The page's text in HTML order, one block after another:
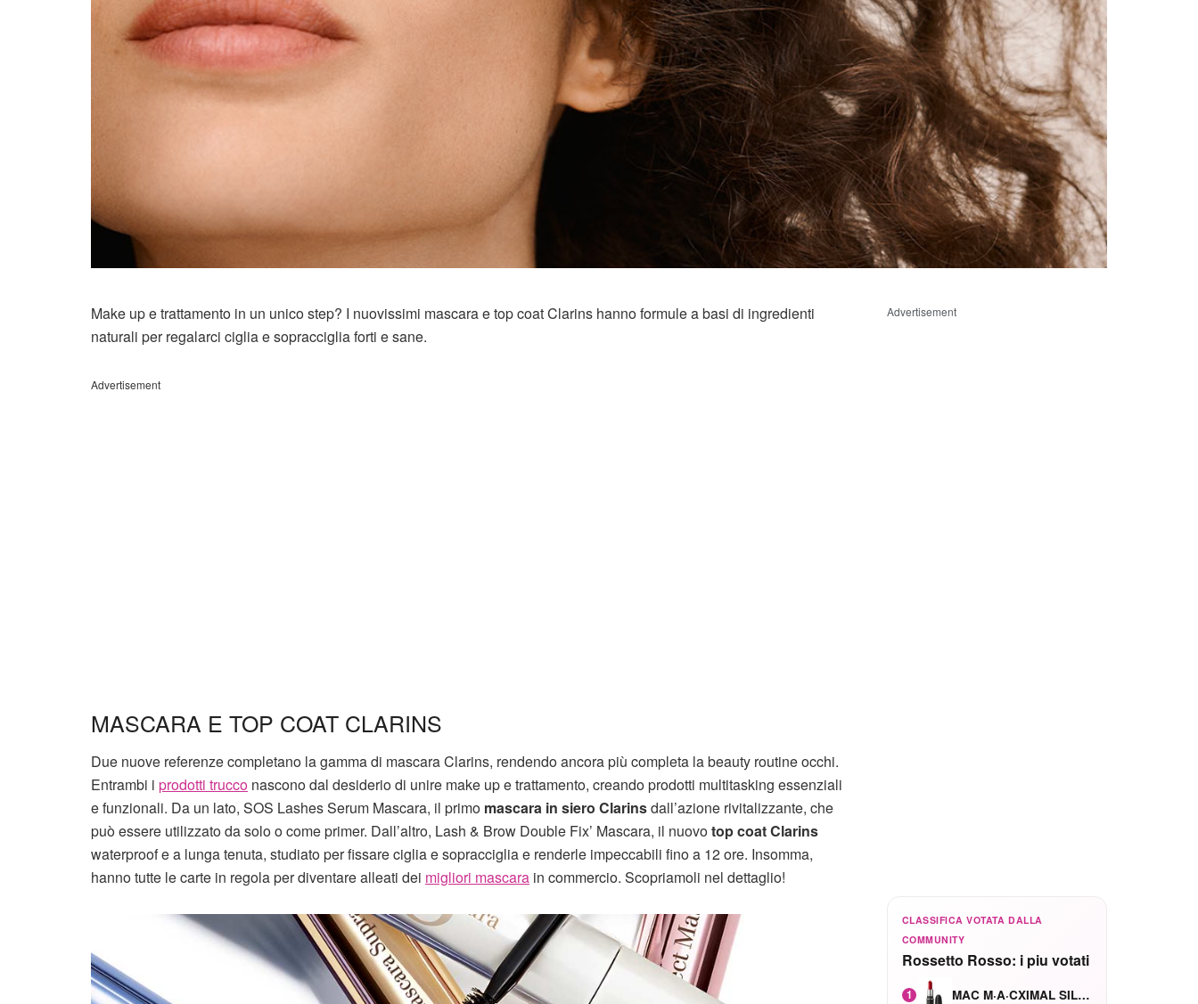
Make up e trattamento in un unico step? I nuovissimi mascara e top coat Clarins hanno formule a basi di ingredienti
naturali per regalarci ciglia e sopracciglia forti e sane.
Advertisement
MASCARA E TOP COAT CLARINS
Due nuove referenze completano la gamma di mascara Clarins, rendendo ancora più completa la beauty routine occhi.
Entrambi i prodotti trucco nascono dal desiderio di unire make up e trattamento, creando prodotti multitasking essenziali
e funzionali. Da un lato, SOS Lashes Serum Mascara, il primo mascara in siero Clarinsdall’azione rivitalizzante, che
può essere utilizzato da solo o come primer. Dall’altro, Lash & Brow Double Fix’ Mascara, il nuovotop coat Clarins
waterproof e a lunga tenuta, studiato per fissare ciglia e sopracciglia e renderle impeccabili fino a 12 ore. Insomma,
hanno tutte le carte in regola per diventare alleati dei migliori mascara in commercio. Scopriamoli nel dettaglio!
Advertisement
CLASSIFICA VOTATA DALLA
COMMUNITY
Rossetto Rosso: i piu votati
1 MAC M·A·CXIMAL SILKY MATTE Red Rock mat